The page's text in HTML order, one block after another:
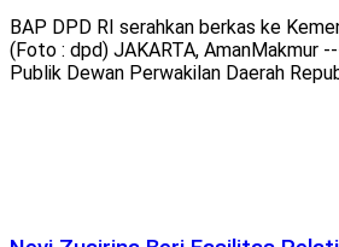
BAP DPD RI serahkan berkas ke
(Foto : dpd) JAKARTA, AmanMakmur
Publik Dewan Perwakilan Daerah